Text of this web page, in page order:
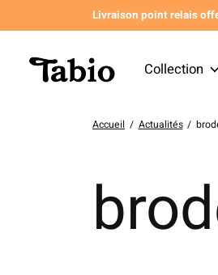
Livraison point relais
Collection
Accueil / Actualités /